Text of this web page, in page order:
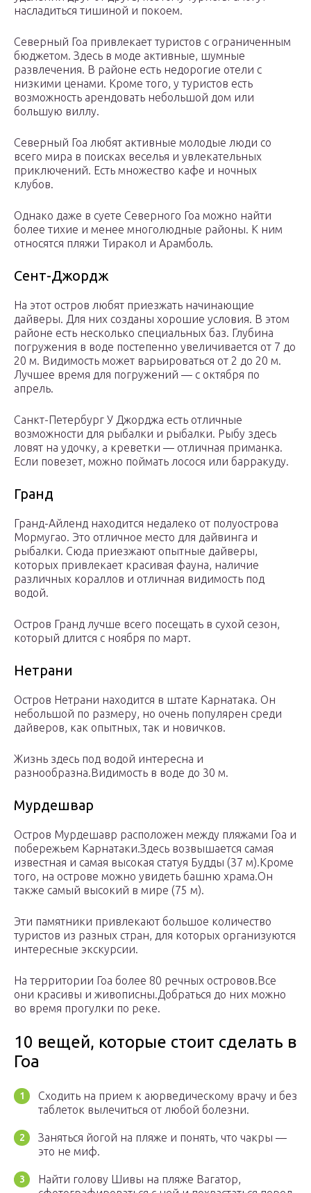
насладиться тишиной и покоем.
Северный Гоа привлекает туристов с ограниченным
бюджетом. Здесь в моде активные, шумные
развлечения. В районе есть недорогие отели с
низкими ценами. Кроме того, у туристов есть
возможность арендовать небольшой дом или
большую виллу.
Северный Гоа любят активные молодые люди со
всего мира в поисках веселья и увлекательных
приключений. Есть множество кафе и ночных
клубов.
Однако даже в суете Северного Гоа можно найти
более тихие и менее многолюдные районы. К ним
относятся пляжи Тиракол и Арамболь.
Сент-Джордж
На этот остров любят приезжать начинающие
дайверы. Для них созданы хорошие условия. В этом
районе есть несколько специальных баз. Глубина
погружения в воде постепенно увеличивается от 7 до
20 м. Видимость может варьироваться от 2 до 20 м.
Лучшее время для погружений — с октября по
апрель.
Санкт-Петербург У Джорджа есть отличные
возможности для рыбалки и рыбалки. Рыбу здесь
ловят на удочку, а креветки — отличная приманка.
Если повезет, можно поймать лосося или барракуду.
Гранд
Гранд-Айленд находится недалеко от полуострова
Мормугао. Это отличное место для дайвинга и
рыбалки. Сюда приезжают опытные дайверы,
которых привлекает красивая фауна, наличие
различных кораллов и отличная видимость под
водой.
Остров Гранд лучше всего посещать в сухой сезон,
который длится с ноября по март.
Нетрани
Остров Нетрани находится в штате Карнатака. Он
небольшой по размеру, но очень популярен среди
дайверов, как опытных, так и новичков.
Жизнь здесь под водой интересна и
разнообразна.Видимость в воде до 30 м.
Мурдешвар
Остров Мурдешавр расположен между пляжами Гоа и
побережьем Карнатаки.Здесь возвышается самая
известная и самая высокая статуя Будды (37 м).Кроме
того, на острове можно увидеть башню храма.Он
также самый высокий в мире (75 м).
Эти памятники привлекают большое количество
туристов из разных стран, для которых организуются
интересные экскурсии.
На территории Гоа более 80 речных островов.Все
они красивы и живописны.Добраться до них можно
во время прогулки по реке.
10 вещей, которые стоит сделать в
Гоа
Сходить на прием к аюрведическому врачу и без
таблеток вылечиться от любой болезни.
Заняться йогой на пляже и понять, что чакры —
это не миф.
Найти голову Шивы на пляже Вагатор,